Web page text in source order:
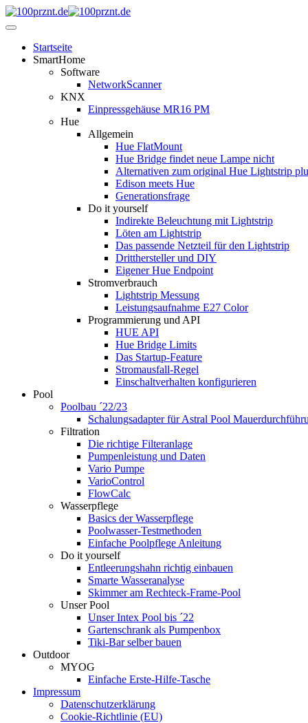
Startseite
SmartHome
Software
NetworkScanner
KNX
Einpressgehäuse MR16 PM
Hue
Allgemein
Hue FlatMount
Hue Bridge findet neue Lampe nicht
Alternativen zum original Hue Lightstrip
Edison meets Hue
Generationsfrage
Do it yourself
Indirekte Beleuchtung mit Lightstrip
Löten am Lightstrip
Das passende Netzteil für den Lightstrip
Dritthersteller und DIY
Eigener Hue Endpoint
Stromverbrauch
Lightstrip Messung
Leistungsaufnahme E27 Color
Programmierung und API
HUE API
Hue Bridge Limits
Das Startup-Feature
Stromausfall-Regel
Einschaltverhalten konfigurieren
Pool
Poolbau ´22/23
Schalungs­adapter für Astral Pool
Filtration
Die richtige Filter­anlage
Pumpenleistung und Daten
Vario Pumpe
Vario­Control
FlowCalc
Wasserpflege
Basics der Wasserpflege
Poolwasser-Testmethoden
Einfache Poolpflege Anleitung
Do it yourself
Ent­leerungs­hahn richtig einbauen
Smarte Wasseranalyse
Skimmer am Rechteck-Frame-Pool
Unser Pool
Unser Intex Pool bis ´22
Gartenschrank als Pumpenbox
Tiki-Bar selber bauen
Outdoor
MYOG
Einfache Erste-Hilfe-Tasche
Impressum
Datenschutzerklärung
Cookie-Richtlinie (EU)